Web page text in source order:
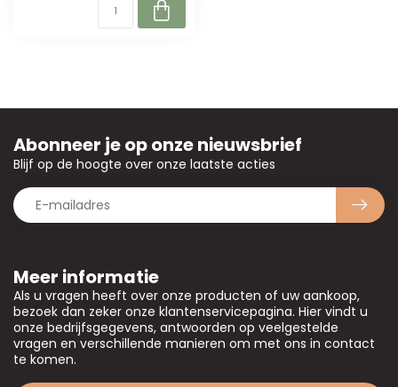
Meer informatie
Als u vragen heeft over onze producten of uw aankoop,
bezoek dan zeker onze klantenservicepagina. Hier vindt u
onze bedrijfsgegevens, antwoorden op veelgestelde
vragen en verschillende manieren om met ons in contact
te komen.
Abonneer je op onze nieuwsbrief
Blijf op de hoogte over onze laatste acties